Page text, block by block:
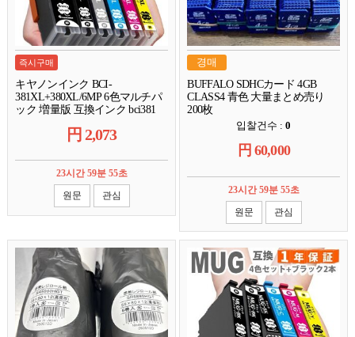
즉시구매
キヤノンインク BCI-
381XL+380XL/6MP 6色マルチパ
ック 増量版 互換インク bci381
TS8230 TS8430 att
円2,073
23시간 59분 54초
원문
관심
경매
BUFFALO SDHCカード 4GB
CLASS4 青色 大量まとめ売り
200枚
입찰건수 :0
円60,000
23시간 59분 54초
원문
관심